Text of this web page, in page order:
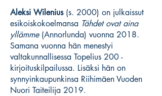
Aleksi Wilenius (s. 2000) on julkaissut
esikoiskokoelmansa Tähdet ovat aina
yllämme(Annorlunda) vuonna 2018.
Samana vuonna hän menestyi
valtakunnallisessa Topelius 200 -
kirjoituskilpailussa. Lisäksi hän on
synnyinkaupunkinsa Riihimäen Vuoden
Nuori Taiteilija 2019.